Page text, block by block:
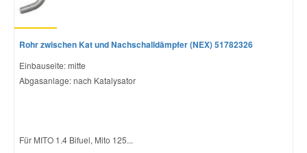
Rohr zwischen Kat und Nachschalldämpfer (NEX) 51782326
Einbauseite: mitte
Abgasanlage: nach Katalysator
Für MITO 1.4 Bifuel, Mito 125...